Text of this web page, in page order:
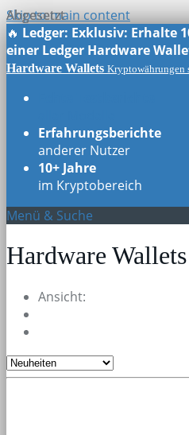
Skip to main content
🔥 Ledger: Exklusiv: Erhalte
einer Ledger Hardware
Hardware Wallets Kryptowährungen
Erfahrungsberichte
anderer Nutzer
10+ Jahre
im Kryptobereich
Menü & Suche
Hardware
Ansicht:
Abgesetzt
Abgesetzt